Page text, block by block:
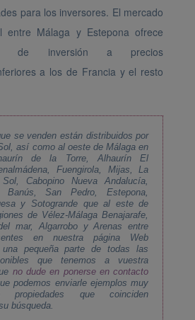
para los inversores. El mercado
entre Málaga y Estepona ofrece
de inversión a precios
a los de Francia y el resto
se venden están distribuidos por
así como al oeste de Málaga en
de la Torre, Alhaurín El
Fuengirola, Mijas, La
Cabopino Nueva Andalucía,
Banús, San Pedro, Estepona,
y Sotogrande que al este de
de Vélez-Málaga Benajarafe,
mar, Algarrobo y Arenas entre
en nuestra página Web
una pequeña parte de todas las
que tenemos a vuestra
no dude en ponerse en contacto
podemos enviarle ejemplos muy
propiedades que coinciden
búsqueda.